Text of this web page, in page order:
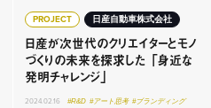
PROJECT 日産自動車株式会社
日産が次世代のクリエイターとモノ
づくりの未来を探求した 「身近な
発明チャレンジ」
2024.02.16 #R&D #アート思考 #ブランディング